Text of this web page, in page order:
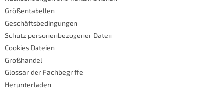
Größentabellen
Geschäftsbedingungen
Schutz personenbezogener Daten
Cookies Dateien
Großhandel
Glossar der Fachbegriffe
Herunterladen